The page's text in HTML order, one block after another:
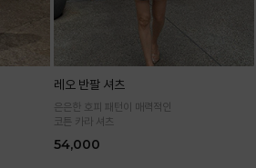
레오 반팔 셔츠
은은한 호피 패턴이 매력적인
코튼 카라 셔츠
54,000